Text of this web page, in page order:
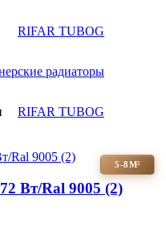
RIFAR TUBOG
радиаторы
RIFAR TUBOG
5-8М²
Вт/Ral 9005 (2)